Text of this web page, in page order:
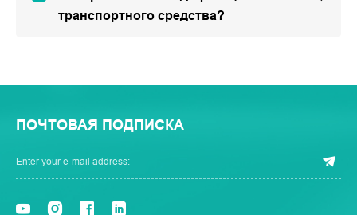
транспортного средства?
ПОЧТОВАЯ ПОДПИСКА